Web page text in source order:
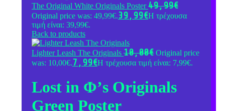
The Original White Originals Poster49,99€
Original price was: 49,99€.39,99€Η τρέχουσα
τιμή είναι: 39,99€.
Back to products
Lighter Leash The Originals 10,00€ Original price
was: 10,00€.7,99€Η τρέχουσα τιμή είναι: 7,99€.
Lost in Φ’s Originals
Green Poster